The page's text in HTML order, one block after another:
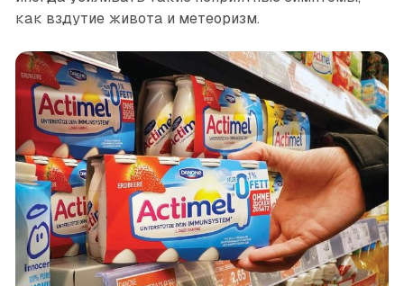
как вздутие живота и метеоризм.